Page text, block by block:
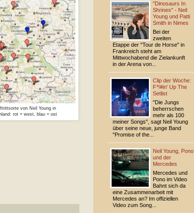
von Neil Young in
rot = west, blau = ost
"Dinosaurs In
Shrines" - Neil
Young und Patti
Smith in Nimes
Bei der
zweiten
Etappe der "Tour de Horse" in
Frankreich steht am
Mittwochabend die Zielankunft
in der Arena von...
Clip der Woche:
F*!#in' Up The
Setlist
"Die Jungs
beherr­­schen
mehr als 100
meiner Songs", sagt Neil Young
über seine neue, junge Band
"Promise of the...
Neil Young, Pono
und der
Mercedes
Mercedes und
Pono im Video
Bahnt sich da
eine Zusammenarbeit mit
Mercedes an? Im offiziellen
Video zum Song...